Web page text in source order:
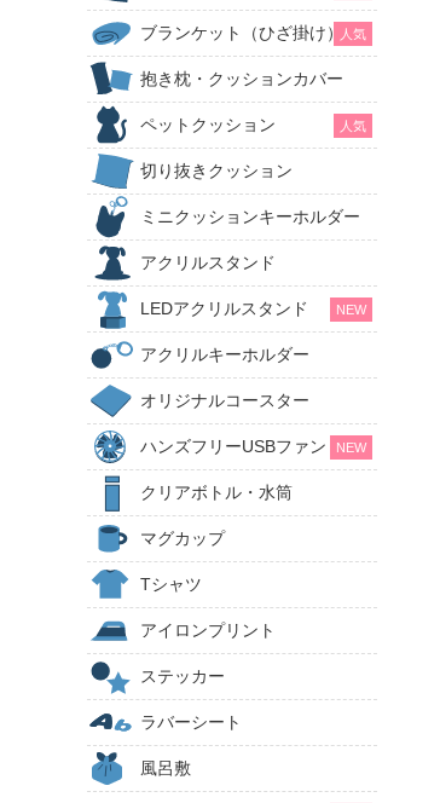
ブランケット（ひざ掛け） 人気
抱き枕・クッションカバー
ペットクッション 人気
切り抜きクッション
ミニクッションキーホルダー
アクリルスタンド
LEDアクリルスタンド NEW
アクリルキーホルダー
オリジナルコースター
ハンズフリーUSBファン NEW
クリアボトル・水筒
マグカップ
Tシャツ
アイロンプリント
ステッカー
ラバーシート
風呂敷